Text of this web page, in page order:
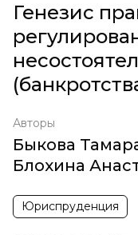
Генезис
Авторы
Быкова
Блохина
Юриспруденция